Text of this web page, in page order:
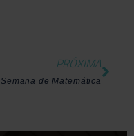
PRÓXIMA
Semana de Matemática